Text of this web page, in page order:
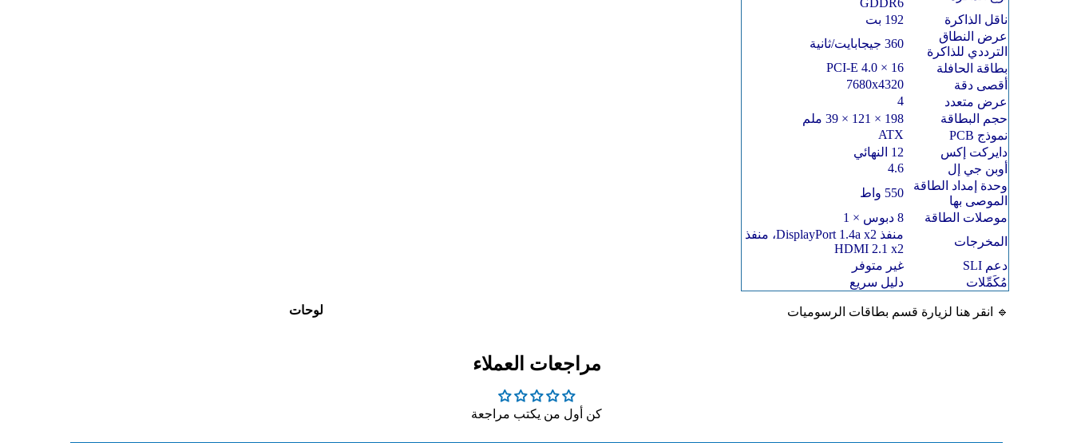
لوحات
ناقل الذاكرة
192 بت
عرض النطاق
الترددي للذاكرة
360 جيجابايت/ثانية
بطاقة الحافلة
PCI-E 4.0 × 16
أقصى دقة
7680x4320
عرض متعدد
4
حجم البطاقة
198 × 121 × 39 ملم
نموذج PCB
ATX
دايركت إكس
12 النهائي
أوبن جي إل
4.6
وحدة إمداد الطاقة
الموصى بها
550 واط
موصلات الطاقة
8 دبوس × 1
المخرجات
منفذ DisplayPort 1.4a x2، منفذ
HDMI 2.1 x2
دعم SLI
غير متوفر
مُكَمِّلات
دليل سريع
🔹 انقر هنا لزيارة قسم بطاقات الرسوميات
مراجعات العملاء
كن أول من يكتب مراجعة